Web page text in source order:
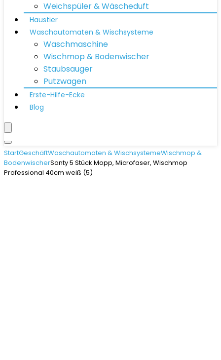
Weichspüler & Wäscheduft
Haustier
Waschautomaten & Wischsysteme
Waschmaschine
Wischmop & Bodenwischer
Staubsauger
Putzwagen
Erste-Hilfe-Ecke
Blog
StartGeschäftWaschautomaten & WischsystemeWischmop &
BodenwischerSonty 5 Stück Mopp, Microfaser, Wischmop
Professional 40cm weiß (5)